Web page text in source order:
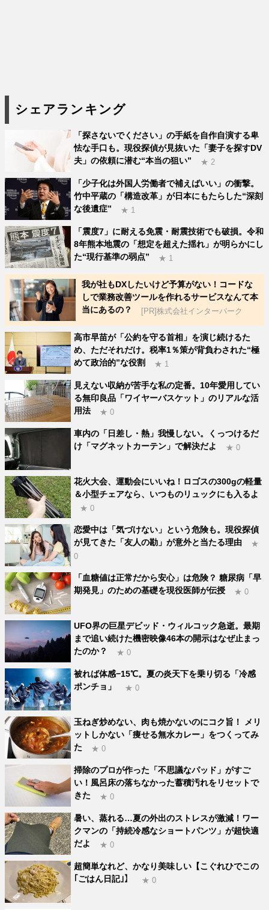
シェアランキング
「探さないでください」の手紙を自作自演する卑
怯な手口も。現役探偵が見抜いた「妻子を探すDV
夫」の依頼に潜む“本当の狙い”
★ 2
「少子化は外国人労働者で補えばいい」の衝撃。
竹中平蔵の「構造改革」が日本にもたらした“深刻
な後遺症”
★ 1
「震度7」に耐える免震・耐震技術でも破損。令和
8年熊本地震の「想定を超えた揺れ」が明らかにし
た“現行基準の弱点”
★ 1
我が社もDXしたいけど予算がない！コードな
しで業務改善ツールを作れるサービスなんて本
当にあるの？
[PR]株式会社インターパーク
高市早苗が「公約を守る首相」を演じ続けるた
め、ただそれだけ。税率1％策が背負わされた“極
めて政治的”な役割
★ 1
見えない収納が苦手な私の定番。10年愛用してい
る無印良品「ワイヤーバスケット」のリアルな活
用法
★ 0
車内の「日差し・熱」我慢しない。くっつけるだ
け「マグネットカーテン」で解決だよ
★ 0
花火大会、運動会にいいね！ロゴスの300gの軽量
＆小型チェアなら、いつものリュックにも入るよ
★ 0
恋愛中は「気づけない」という危険も。現役探偵
が見てきた「友人の勘」が意外と当たる理由
★
0
「血糖値は正常だから安心」は危険？ 糖尿病「早
期発見」のための基礎を現役医師が伝授
★ 0
UFO界の巨星デビッド・ウィルコック急逝。最期
まで追い続けた機密映像46本の開示はなぜ止まっ
たのか？
★ 0
被れば体感−15℃。夏の炎天下を乗り切る「冷感
ポンチョ」
★ 0
玉ねぎ炒めない、肉も焼かないのにコク旨！ メリ
ットしかない「痩せる無水カレー」をつくってみ
た
★ 0
掃除のプロが作った「不思議なパッド」がすご
い！風呂床の落ちなかった蓄積汚れをリセットで
きた
★ 0
暑い、蒸れる…夏の外出のストレスが激減！ワー
クマンの「持続冷感なショートパンツ」が超快適
だよ
★ 0
超簡単なれど、かなり美味しい【こぐれひでこの
｢ごはん日記｣】
★ 0